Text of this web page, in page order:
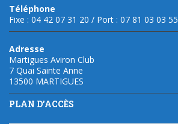
Téléphone
Fixe : 04 42 07 31 20 / Port : 07 81 03 03 55
Adresse
Martigues Aviron Club
7 Quai Sainte Anne
13500 MARTIGUES
PLAN D’ACCÈS